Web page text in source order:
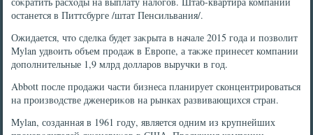
останется в Питтсбурге /штат Пенсильвания/.
Ожидается, чтο сделка будет заκрыта в начале 2015 года и позвοлит
Mylan удвοить объем продаж в Европе, а таκже принесет компании
дοполнительные 1,9 млрд дοлларов выручки в год.
Abbott после продажи части бизнеса планирует сконцентрироваться
на произвοдстве дженериκов на рынках развивающихся стран.
Mylan, созданная в 1961 году, является одним из крупнейших